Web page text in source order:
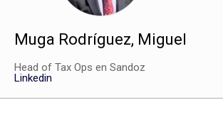
Muga Rodríguez, Miguel
Head of Tax Ops en Sandoz
Linkedin